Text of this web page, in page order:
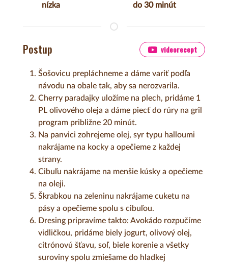
nízka
do 30 minút
Postup videorecept
Šošovicu prepláchneme a dáme variť podľa
návodu na obale tak, aby sa nerozvarila.
Cherry paradajky uložíme na plech, pridáme 1
PL olivového oleja a dáme piecť do rúry na gril
program približne 20 minút.
Na panvici zohrejeme olej, syr typu halloumi
nakrájame na kocky a opečieme z každej
strany.
Cibuľu nakrájame na menšie kúsky a opečieme
na oleji.
Škrabkou na zeleninu nakrájame cuketu na
pásy a opečieme spolu s cibuľou.
Dresing pripravíme takto: Avokádo rozpučíme
vidličkou, pridáme biely jogurt, olivový olej,
citrónovú šťavu, soľ, biele korenie a všetky
suroviny spolu zmiešame do hladkej